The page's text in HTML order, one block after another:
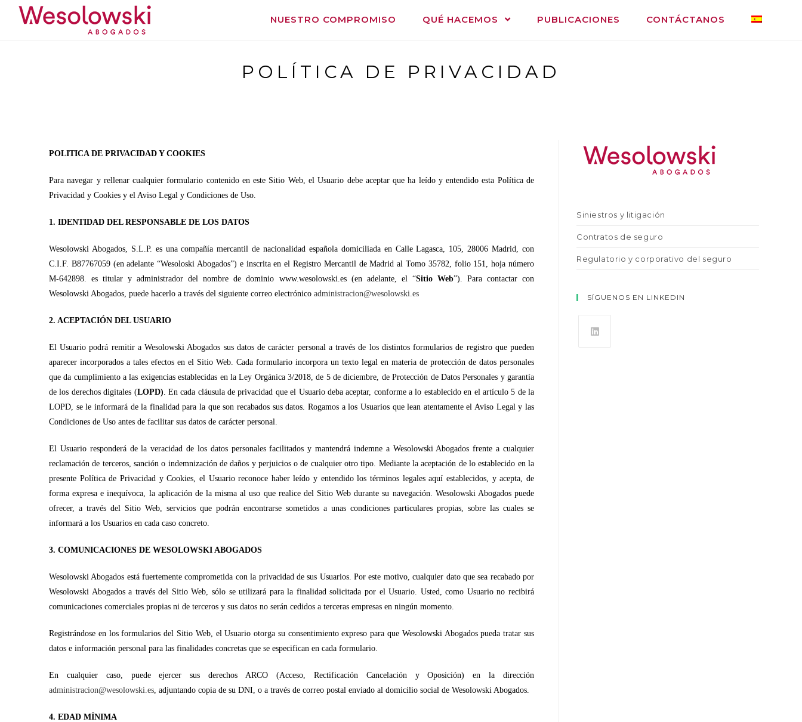
NUESTRO COMPROMISO QUÉ HACEMOS PUBLICACIONES CONTÁCTANOS
POLÍTICA DE PRIVACIDAD
POLITICA DE PRIVACIDAD Y COOKIES
Para navegar y rellenar cualquier formulario contenido en este Sitio Web, el Usuario debe aceptar que ha leído y entendido esta Política de
Privacidad y Cookies y el Aviso Legal y Condiciones de Uso.
1. IDENTIDAD DEL RESPONSABLE DE LOS DATOS
Wesolowski Abogados, S.L.P. es una compañía mercantil de nacionalidad española domiciliada en Calle Lagasca, 105, 28006 Madrid, con
C.I.F. B87767059 (en adelante “Wesoloski Abogados”) e inscrita en el Registro Mercantil de Madrid al Tomo 35782, folio 151, hoja número
M-642898.
es titular y administrador del nombre de dominio www.wesolowski.es (en adelante, el “Sitio Web”). Para contactar con
Wesolowski Abogados, puede hacerlo a través del siguiente correo electrónico administracion@wesolowski.es
2. ACEPTACIÓN DEL USUARIO
El Usuario podrá remitir a Wesolowski Abogados sus datos de carácter personal a través de los distintos formularios de registro que pueden
aparecer incorporados a tales efectos en el Sitio Web. Cada formulario incorpora un texto legal en materia de protección de datos personales
que da cumplimiento a las exigencias establecidas en la Ley Orgánica 3/2018, de 5 de diciembre, de Protección de Datos Personales y garantía
de los derechos digitales (LOPD). En cada cláusula de privacidad que el Usuario deba aceptar, conforme a lo establecido en el artículo 5 de la
LOPD, se le informará de la finalidad para la que son recabados sus datos. Rogamos a los Usuarios que lean atentamente el Aviso Legal y las
Condiciones de Uso antes de facilitar sus datos de carácter personal.
El Usuario responderá de la veracidad de los datos personales facilitados y mantendrá indemne a Wesolowski Abogados frente a cualquier
reclamación de terceros, sanción o indemnización de daños y perjuicios o de cualquier otro tipo. Mediante la aceptación de lo establecido en la
presente Política de Privacidad y Cookies, el Usuario reconoce haber leído y entendido los términos legales aquí establecidos, y acepta, de
forma expresa e inequívoca, la aplicación de la misma al uso que realice del Sitio Web durante su navegación. Wesolowski Abogados puede
ofrecer, a través del Sitio Web, servicios que podrán encontrarse sometidos a unas condiciones particulares propias, sobre las cuales se
informará a los Usuarios en cada caso concreto.
3. COMUNICACIONES DE WESOLOWSKI ABOGADOS
Wesolowski Abogados está fuertemente comprometida con la privacidad de sus Usuarios. Por este motivo, cualquier dato que sea recabado por
Wesolowski Abogados a través del Sitio Web, sólo se utilizará para la finalidad solicitada por el Usuario. Usted, como Usuario no recibirá
comunicaciones comerciales propias ni de terceros y sus datos no serán cedidos a terceras empresas en ningún momento.
Registrándose en los formularios del Sitio Web, el Usuario otorga su consentimiento expreso para que Wesolowski Abogados pueda tratar sus
datos e información personal para las finalidades concretas que se especifican en cada formulario.
En cualquier caso, puede ejercer sus derechos ARCO (Acceso, Rectificación Cancelación y Oposición) en la dirección
administracion@wesolowski.es, adjuntando copia de su DNI, o a través de correo postal enviado al domicilio social de Wesolowski Abogados.
4. EDAD MÍNIMA
Siniestros y litigación
Contratos de seguro
Regulatorio y corporativo del seguro
SÍGUENOS EN LINKEDIN